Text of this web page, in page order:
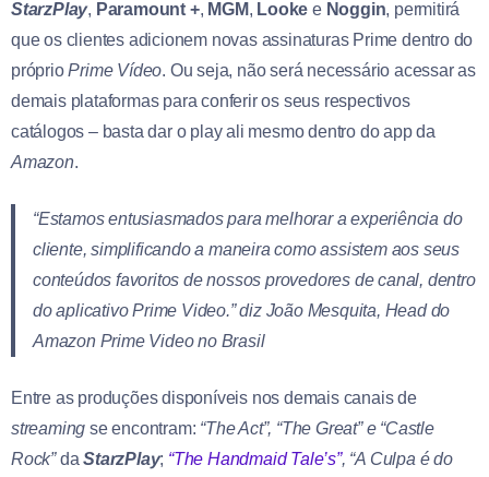
StarzPlay, Paramount +, MGM, Looke eNoggin, permitirá
que os clientes adicionem novas assinaturas Prime dentro do
próprioPrime Vídeo. Ou seja, não será necessário acessar as
demais plataformas para conferir os seus respectivos
catálogos – basta dar o play ali mesmo dentro do app da
Amazon.
“Estamos entusiasmados para melhorar a experiência do
cliente, simplificando a maneira como assistem aos seus
conteúdos favoritos de nossos provedores de canal, dentro
do aplicativoPrime Video.” diz João Mesquita, Headdo
Amazon Prime Videono Brasil
Entre as produções disponíveis nos demais canais de
streaming se encontram: “The Act”, “The Great” e “Castle
Rock”daStarzPlay; “The Handmaid Tale’s”, “A Culpa é do